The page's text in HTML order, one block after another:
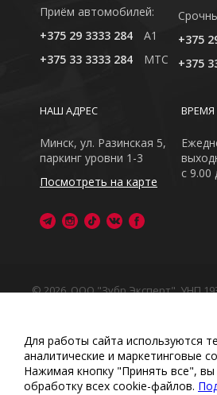
Приём автомобилей:
+375 29 3333 284
A1
+375 33 3333 284
MTC
+375
+375
ВРЕМЯ
с 9.00
НАШ АДРЕС
Минск, ул. Разинская 5,
паркинг уровни 1-3
Посмотреть на карте
© 2026, ООО "Зубр Эксперт", УНП
сайт носит исключительно
Любое использование либо
или подборки материалов сайта,
оформления запрещено
Для работы сайта используются
аналитические и маркетинговые
Нажимая кнопку "Принять все", вы
обработку всех cookie-файлов.